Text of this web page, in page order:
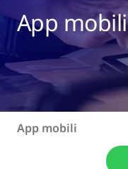
App mobili
App mobili